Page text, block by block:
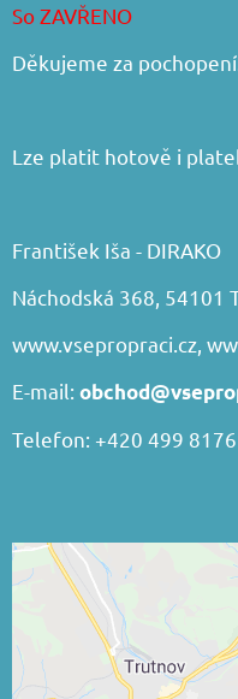
So ZAVŘENO
Děkujeme za pochopení.
Lze platit hotově i
František Iša - DIRAKO
Náchodská 368, 54101
www.vsepropraci.cz
E-mail:
Telefon: +420 499